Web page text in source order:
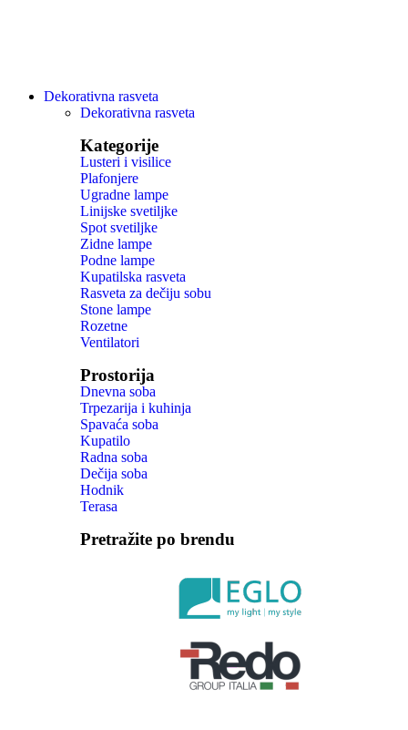
Dekorativna rasveta
Dekorativna rasveta
Kategorije
Lusteri i visilice
Plafonjere
Ugradne lampe
Linijske svetiljke
Spot svetiljke
Zidne lampe
Podne lampe
Kupatilska rasveta
Rasveta za dečiju sobu
Stone lampe
Rozetne
Ventilatori
Prostorija
Dnevna soba
Trpezarija i kuhinja
Spavaća soba
Kupatilo
Radna soba
Dečija soba
Hodnik
Terasa
Pretražite po brendu